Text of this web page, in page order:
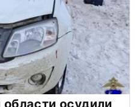
осудили